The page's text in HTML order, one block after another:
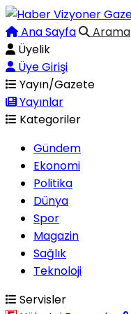
Ana Sayfa Arama
Üyelik
Üye Girişi
Yayın/Gazete
Yayınlar
Kategoriler
Gündem
Ekonomi
Politika
Dünya
Spor
Magazin
Sağlık
Teknoloji
Servisler